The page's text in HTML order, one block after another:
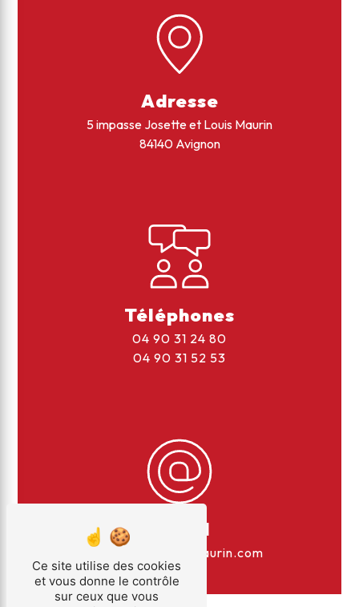
Adresse
5 impasse Josette et Louis Maurin
84140 Avignon
Téléphones
04 90 31 24 80
04 90 31 52 53
E-mail
sasmaurin@sasmaurin.com
Ce site utilise des cookies
et vous donne le contrôle
sur ceux que vous